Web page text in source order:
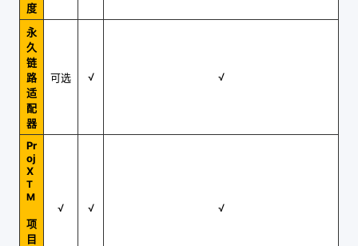
度
永
久
链
路
适
配
器
可选 √ √
Pr
oj
X
T
M
项
目
√ √ √